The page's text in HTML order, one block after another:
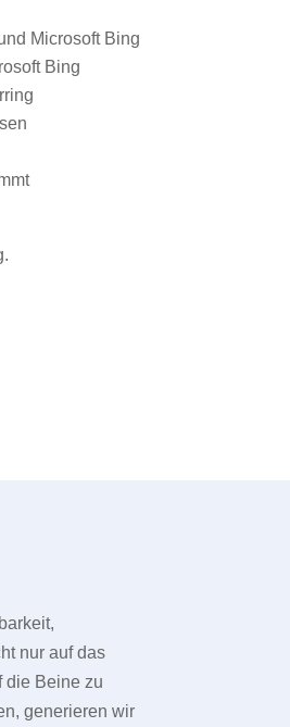
Microsoft Bing
Bing
nur auf das
die Beine zu
generieren wir